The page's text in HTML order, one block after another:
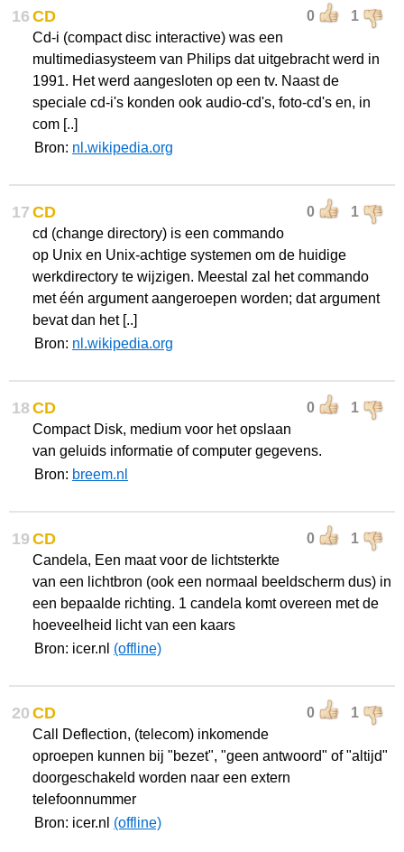
16 0 1
CD
Cd-i (compact disc interactive) was een
multimediasysteem van Philips dat uitgebracht werd in
1991. Het werd aangesloten op een tv. Naast de
speciale cd-i's konden ook audio-cd's, foto-cd's en, in
com [..]
Bron: nl.wikipedia.org
17 0 1
CD
cd (change directory) is een commando
op Unix en Unix-achtige systemen om de huidige
werkdirectory te wijzigen. Meestal zal het commando
met één argument aangeroepen worden; dat argument
bevat dan het [..]
Bron: nl.wikipedia.org
18 0 1
CD
Compact Disk, medium voor het opslaan
van geluids informatie of computer gegevens.
Bron: breem.nl
19 0 1
CD
Candela, Een maat voor de lichtsterkte
van een lichtbron (ook een normaal beeldscherm dus) in
een bepaalde richting. 1 candela komt overeen met de
hoeveelheid licht van een kaars
Bron: icer.nl (offline)
20 0 1
CD
Call Deflection, (telecom) inkomende
oproepen kunnen bij "bezet", "geen antwoord" of "altijd"
doorgeschakeld worden naar een extern
telefoonnummer
Bron: icer.nl (offline)